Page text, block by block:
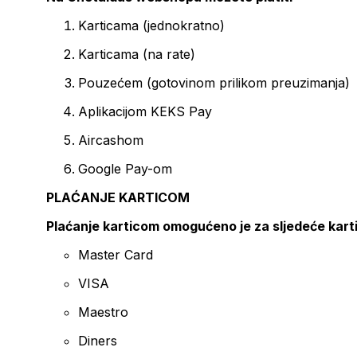
Karticama (jednokratno)
Karticama (na rate)
Pouzećem (gotovinom prilikom preuzimanja)
Aplikacijom KEKS Pay
Aircashom
Google Pay-om
PLAĆANJE KARTICOM
Plaćanje karticom omogućeno je za sljedeće
Master Card
VISA
Maestro
Diners